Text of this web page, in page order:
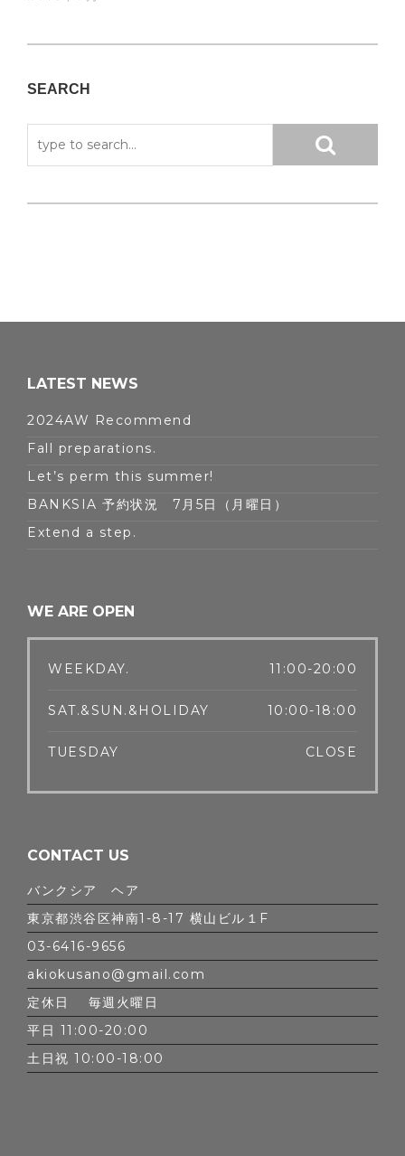
SEARCH
LATEST NEWS
2024AW Recommend
Fall preparations.
Let’s perm this summer!
BANKSIA 予約状況 7月5日（月曜日）
Extend a step.
WE ARE OPEN
WEEKDAY. 11:00-20:00
SAT.&SUN.&HOLIDAY 10:00-18:00
TUESDAY CLOSE
CONTACT US
バンクシア ヘア
東京都渋谷区神南1-8-17 横山ビル１F
03-6416-9656
akiokusano@gmail.com
定休日 毎週火曜日
平日 11:00-20:00
土日祝 10:00-18:00